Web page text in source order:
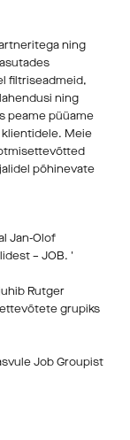
ning
filtriseadmeid,
ning
peame püüame
Meie
põhinevate
Jan-Olof
– JOB. '
Rutger
grupiks
Job Groupist